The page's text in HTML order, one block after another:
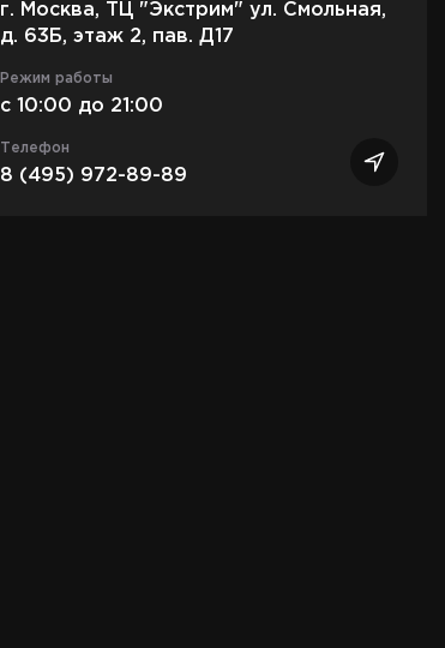
г. Москва, ТЦ "Экстрим" ул. Смольная,
д. 63Б, этаж 2, пав. Д17
Режим работы
c 10:00 до 21:00
Телефон
8 (495) 972-89-89